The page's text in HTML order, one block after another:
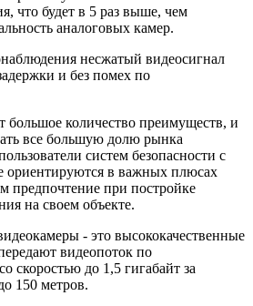
что будет в 5 раз выше, чем
аналоговых камер.
несжатый видеосигнал
и без помех по
количество преимуществ, и
все большую долю рынка
систем безопасности с
ориентируются в важных плюсах
предпочтение при постройке
на своем объекте.
- это высококачественные
видеопоток по
скоростью до 1,5 гигабайт за
150 метров.